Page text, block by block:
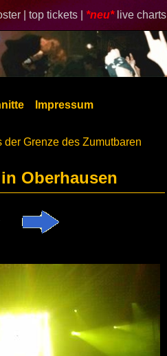
| top tickets | *neu* live charts
Impressum
der Grenze des Zumutbaren
Oberhausen